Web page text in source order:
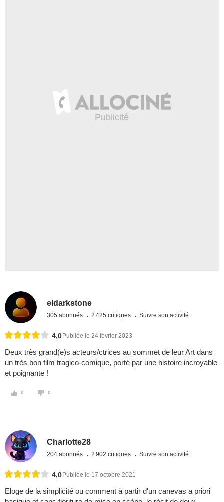
eldarkstone
305 abonnés 2 425 critiques Suivre son activité
4,0 Publiée le 24 février 2023
Deux très grand(e)s acteurs/ctrices au sommet de leur Art dans
un très bon film tragico-comique, porté par une histoire incroyable
et poignante !
0 0
Charlotte28
204 abonnés 2 902 critiques Suivre son activité
4,0 Publiée le 17 octobre 2021
Eloge de la simplicité ou comment à partir d'un canevas a priori